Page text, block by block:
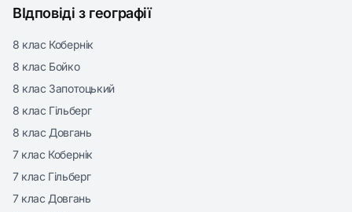
ВІдповіді з географії
8 клас Кобернік
8 клас Бойко
8 клас Запотоцький
8 клас Гільберг
8 клас Довгань
7 клас Кобернік
7 клас Гільберг
7 клас Довгань